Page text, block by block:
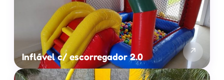
Inflável c/ escorregador 2.0 ↗